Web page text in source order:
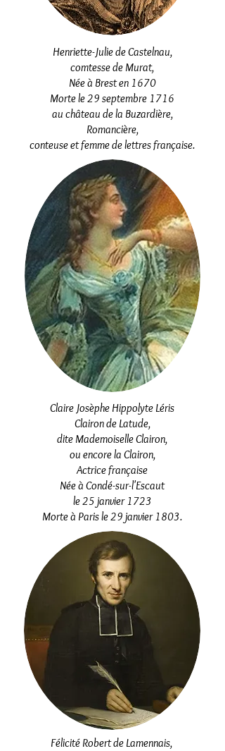
Henriette-Julie de Castelnau,
comtesse de Murat,
Née à Brest en 1670
Morte le 29 septembre 1716
au château de la Buzardière,
Romancière,
conteuse et femme de lettres française.
Claire Josèphe Hippolyte Léris
Clairon de Latude,
dite Mademoiselle Clairon,
ou encore la Clairon,
Actrice française
Née à Condé-sur-l'Escaut
le 25 janvier 1723
Morte à Paris le 29 janvier 1803.
Félicité Robert de Lamennais,